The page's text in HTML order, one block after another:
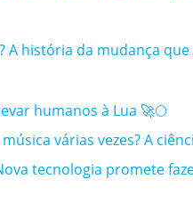
A história da mudança
humanos à Lua 🚀🌕
várias vezes? A
tecnologia promete